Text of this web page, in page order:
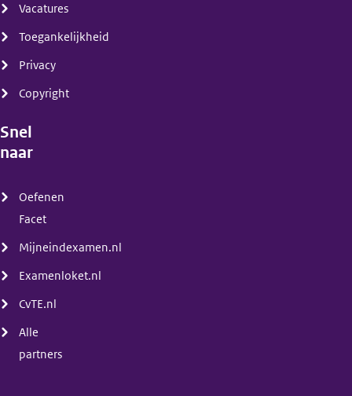
Vacatures
Toegankelijkheid
Privacy
Copyright
Snel
naar
Oefenen
Facet
Mijneindexamen.nl
Examenloket.nl
CvTE.nl
Alle
partners